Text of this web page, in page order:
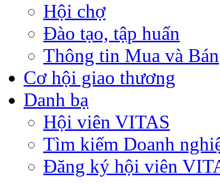
Hội chợ
Đào tạo, tập huấn
Thông tin Mua và Bán
Cơ hội giao thương
Danh bạ
Hội viên VITAS
Tìm kiếm Doanh
Đăng ký hội viên